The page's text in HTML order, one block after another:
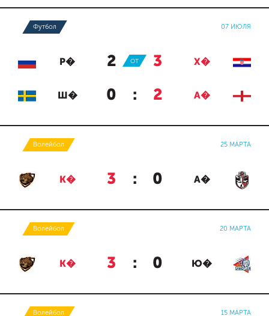
Футбол 07 ИЮЛЯ
Р� 2 : 3 Х�
ОТ
Ш� 0 : 2 А�
Волейбол 25 МАРТА
К� 3 : 0 А�
Волейбол 20 МАРТА
К� 3 : 0 Ю�
Волейбол 15 МАРТА